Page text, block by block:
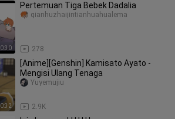
0:30
Pertemuan Tiga Bebek Dadalia
278
qianhuzhaijintianhuahualema
0:32
[Anime][Genshin] Kamisato Ayato -
Mengisi Ulang Tenaga
2.9K
Yuyemujiu